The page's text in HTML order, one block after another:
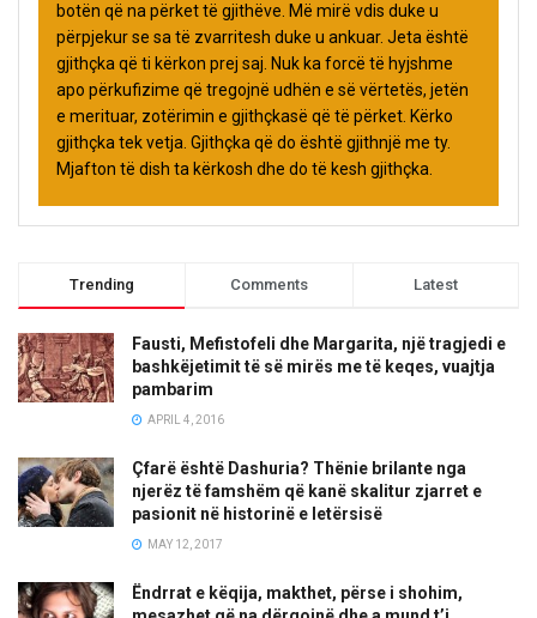
botën që na përket të gjithëve. Më mirë vdis duke u
përpjekur se sa të zvarritesh duke u ankuar. Jeta është
gjithçka që ti kërkon prej saj. Nuk ka forcë të hyjshme
apo përkufizime që tregojnë udhën e së vërtetës, jetën
e merituar, zotërimin e gjithçkasë që të përket. Kërko
gjithçka tek vetja. Gjithçka që do është gjithnjë me ty.
Mjafton të dish ta kërkosh dhe do të kesh gjithçka.
Trending Comments Latest
Fausti, Mefistofeli dhe Margarita, një tragjedi e
bashkëjetimit të së mirës me të keqes, vuajtja
pambarim
APRIL 4, 2016
Çfarë është Dashuria? Thënie brilante nga
njerëz të famshëm që kanë skalitur zjarret e
pasionit në historinë e letërsisë
MAY 12, 2017
Ëndrrat e këqija, makthet, përse i shohim,